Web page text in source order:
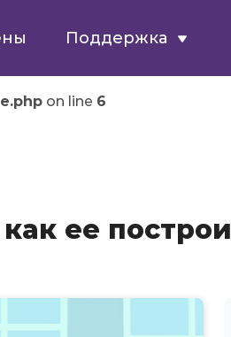
Поддержка
on line 6
ее